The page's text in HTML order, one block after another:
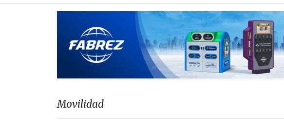
Movilidad